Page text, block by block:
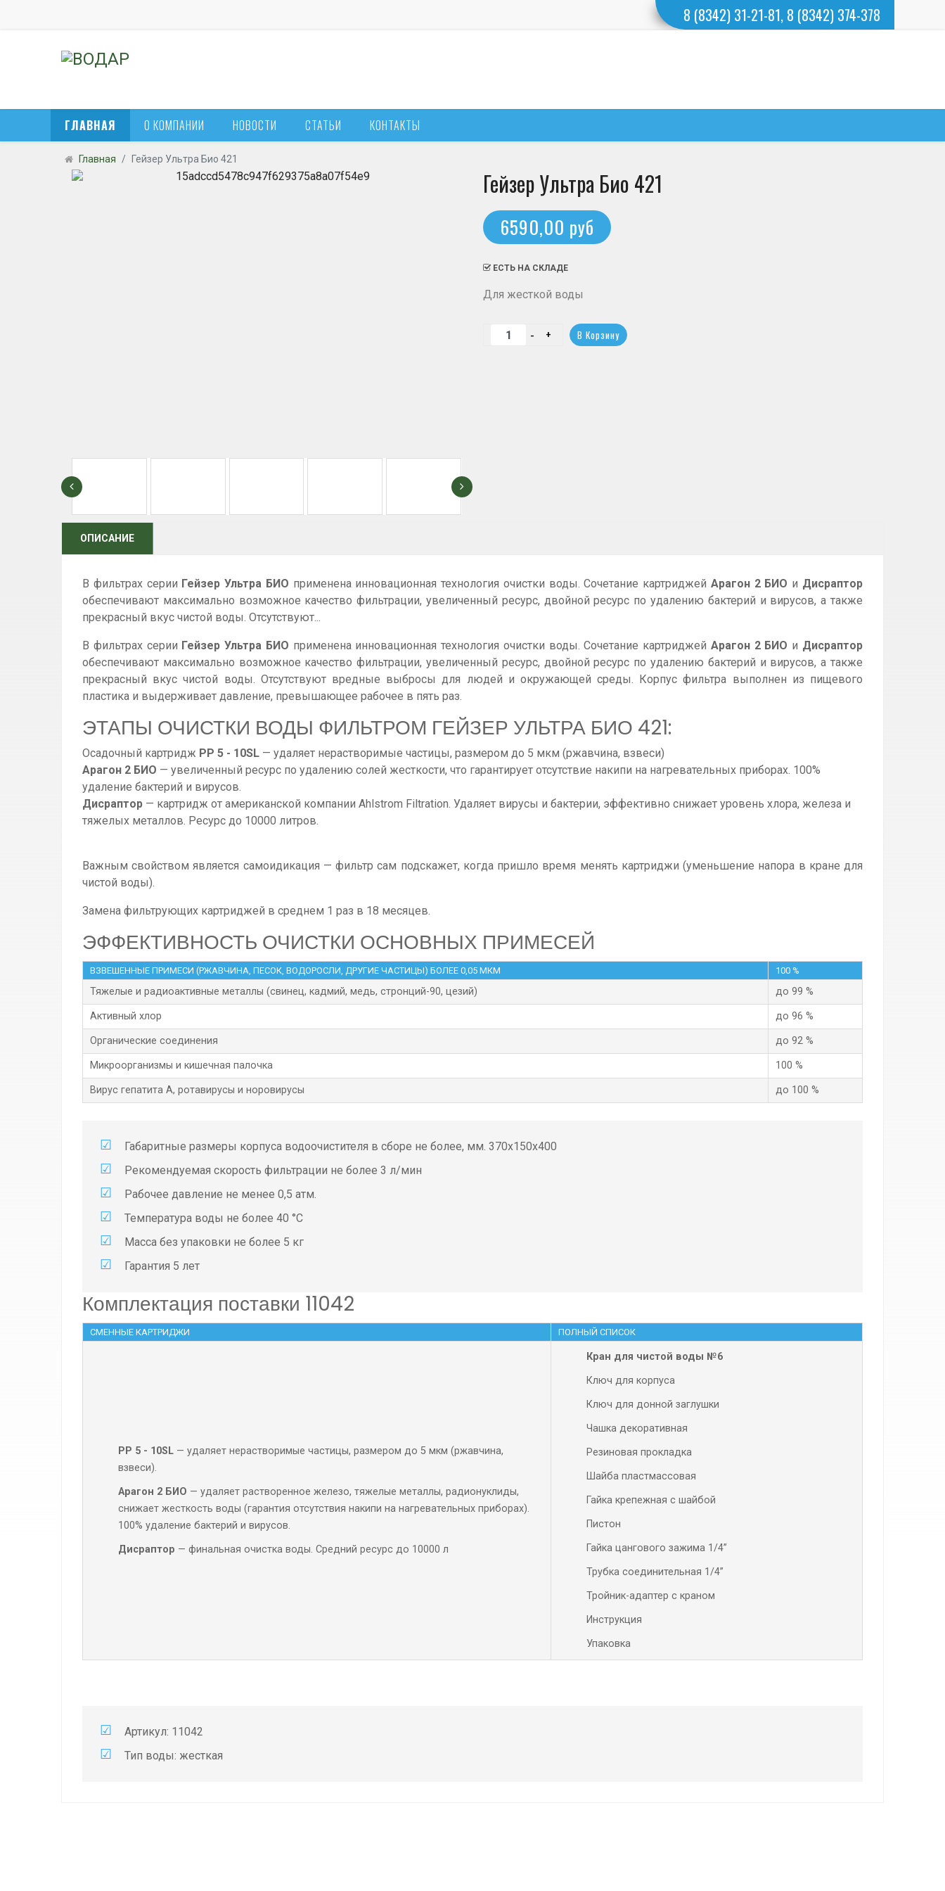
8 (8342) 31-21-81, 8 (8342) 374-378
ГЛАВНАЯ О КОМПАНИИ НОВОСТИ СТАТЬИ КОНТАКТЫ
Главная Гейзер Ультра Био 421
Гейзер Ультра Био 421
6590,00 руб
ЕСТЬ НА СКЛАДЕ
Для жесткой воды
ОПИСАНИЕ
В фильтрах серии Гейзер Ультра БИО применена инновационная технология очистки воды. Сочетание картриджей Арагон 2 БИО и Дисраптор
обеспечивают максимально возможное качество фильтрации, увеличенный ресурс, двойной ресурс по удалению бактерий и вирусов, а также
прекрасный вкус чистой воды. Отсутствуют...
В фильтрах серии Гейзер Ультра БИО применена инновационная технология очистки воды. Сочетание картриджей Арагон 2 БИО и Дисраптор
обеспечивают максимально возможное качество фильтрации, увеличенный ресурс, двойной ресурс по удалению бактерий и вирусов, а также
прекрасный вкус чистой воды. Отсутствуют вредные выбросы для людей и окружающей среды. Корпус фильтра выполнен из пищевого
пластика и выдерживает давление, превышающее рабочее в пять раз.
ЭТАПЫ ОЧИСТКИ ВОДЫ ФИЛЬТРОМ ГЕЙЗЕР УЛЬТРА БИО 421:
Осадочный картридж РР 5 - 10SL — удаляет нерастворимые частицы, размером до 5 мкм (ржавчина, взвеси)
Арагон 2 БИО — увеличенный ресурс по удалению солей жесткости, что гарантирует отсутствие накипи на нагревательных приборах. 100%
удаление бактерий и вирусов.
Дисраптор — картридж от американской компании Ahlstrom Filtration. Удаляет вирусы и бактерии, эффективно снижает уровень хлора, железа и
тяжелых металлов. Ресурс до 10000 литров.
Важным свойством является самоидикация — фильтр сам подскажет, когда пришло время менять картриджи (уменьшение напора в кране для
чистой воды).
Замена фильтрующих картриджей в среднем 1 раз в 18 месяцев.
ЭФФЕКТИВНОСТЬ ОЧИСТКИ ОСНОВНЫХ ПРИМЕСЕЙ
ВЗВЕШЕННЫЕ ПРИМЕСИ (РЖАВЧИНА, ПЕСОК, ВОДОРОСЛИ, ДРУГИЕ ЧАСТИЦЫ) БОЛЕЕ 0,05 МКМ 100 %
Тяжелые и радиоактивные металлы (свинец, кадмий, медь, стронций-90, цезий) до 99 %
Активный хлор до 96 %
Органические соединения до 92 %
Микроорганизмы и кишечная палочка 100 %
Вирус гепатита А, ротавирусы и норовирусы до 100 %
Габаритные размеры корпуса водоочистителя в сборе не более, мм. 370х150х400
Рекомендуемая скорость фильтрации не более 3 л/мин
Рабочее давление не менее 0,5 атм.
Температура воды не более 40 °С
Масса без упаковки не более 5 кг
Гарантия 5 лет
Комплектация поставки 11042
СМЕННЫЕ КАРТРИДЖИ ПОЛНЫЙ СПИСОК
РР 5 - 10SL — удаляет нерастворимые частицы, размером до 5 мкм (ржавчина,
взвеси).
Арагон 2 БИО — удаляет растворенное железо, тяжелые металлы, радионуклиды,
снижает жесткость воды (гарантия отсутствия накипи на нагревательных приборах).
100% удаление бактерий и вирусов.
Дисраптор — финальная очистка воды. Средний ресурс до 10000 л
Кран для чистой воды №6
Ключ для корпуса
Ключ для донной заглушки
Чашка декоративная
Резиновая прокладка
Шайба пластмассовая
Гайка крепежная с шайбой
Пистон
Гайка цангового зажима 1/4”
Трубка соединительная 1/4”
Тройник-адаптер с краном
Инструкция
Упаковка
Артикул: 11042
Тип воды: жесткая